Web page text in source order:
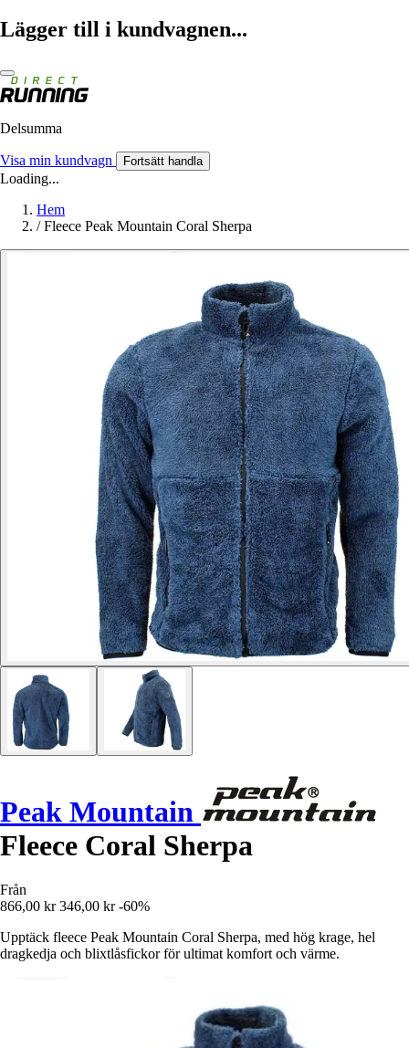
Lägger till i kundvagnen...
Delsumma
Visa min kundvagn Fortsätt handla
Loading...
Hem
/ Fleece Peak Mountain Coral Sherpa
Peak Mountain
Fleece Coral Sherpa
Från
866,00 kr 346,00 kr -60%
Upptäck fleece Peak Mountain Coral Sherpa, med hög krage, hel
dragkedja och blixtlåsfickor för ultimat komfort och värme.